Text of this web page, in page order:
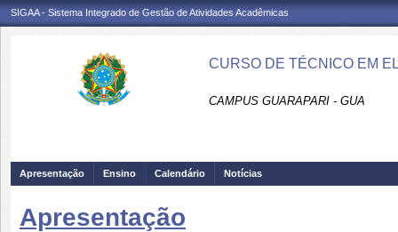
SIGAA - Sistema Integrado de Gestão de Atividades Acadêmicas
CURSO DE TÉCNICO EM
CAMPUS GUARAPARI - GUA
Apresentação Ensino Calendário Notícias
Apresentação